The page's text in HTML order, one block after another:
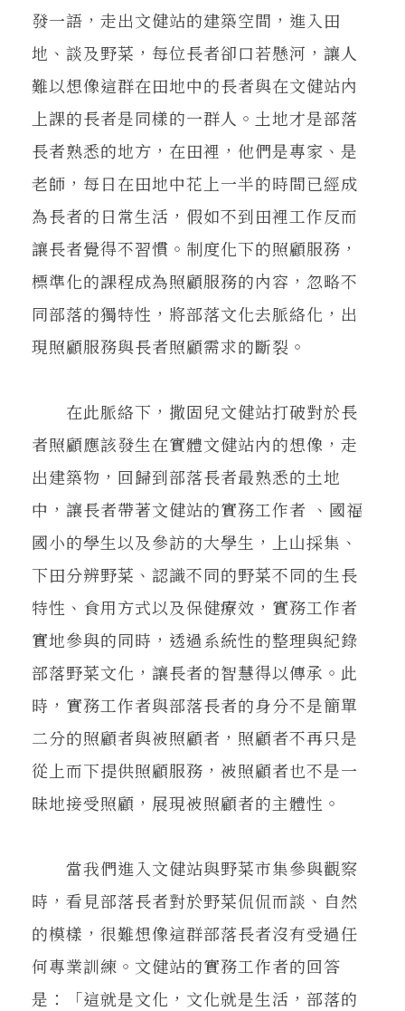
發一語，走出文健站的建築空間，進入田
地、談及野菜，每位長者卻口若懸河，讓人
難以想像這群在田地中的長者與在文健站內
上課的長者是同樣的一群人。土地才是部落
長者熟悉的地方，在田裡，他們是專家、是
老師，每日在田地中花上一半的時間已經成
為長者的日常生活，假如不到田裡工作反而
讓長者覺得不習慣。制度化下的照顧服務，
標準化的課程成為照顧服務的內容，忽略不
同部落的獨特性，將部落文化去脈絡化，出
現照顧服務與長者照顧需求的斷裂。
在此脈絡下，撒固兒文健站打破對於長
者照顧應該發生在實體文健站內的想像，走
出建築物，回歸到部落長者最熟悉的土地
中，讓長者帶著文健站的實務工作者 、國福
國小的學生以及參訪的大學生，上山採集、
下田分辨野菜、認識不同的野菜不同的生長
特性、食用方式以及保健療效，實務工作者
實地參與的同時，透過系統性的整理與紀錄
部落野菜文化，讓長者的智慧得以傳承。此
時，實務工作者與部落長者的身分不是簡單
二分的照顧者與被照顧者，照顧者不再只是
從上而下提供照顧服務，被照顧者也不是一
昧地接受照顧，展現被照顧者的主體性。
當我們進入文健站與野菜市集參與觀察
時，看見部落長者對於野菜侃侃而談、自然
的模樣，很難想像這群部落長者沒有受過任
何專業訓練。文健站的實務工作者的回答
是：「這就是文化，文化就是生活，部落的